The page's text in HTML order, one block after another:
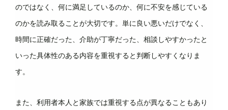
のではなく、何に満足しているのか、何に不安を感じている
のかを読み取ることが大切です。単に良い悪いだけでなく、
時間に正確だった、介助が丁寧だった、相談しやすかったと
いった具体性のある内容を重視すると判断しやすくなりま
す。
また、利用者本人と家族では重視する点が異なることもあり